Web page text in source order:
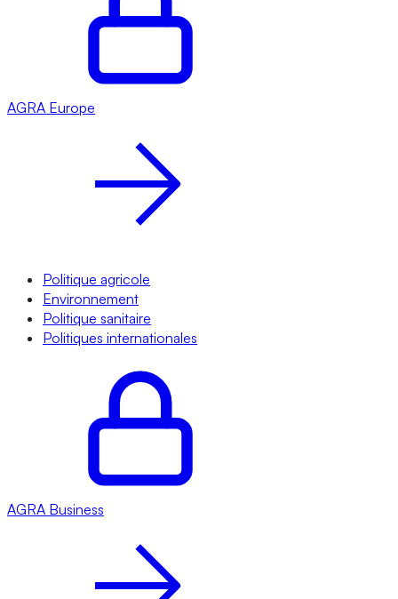
AGRA Europe
Politique agricole
Environnement
Politique sanitaire
Politiques internationales
AGRA Business